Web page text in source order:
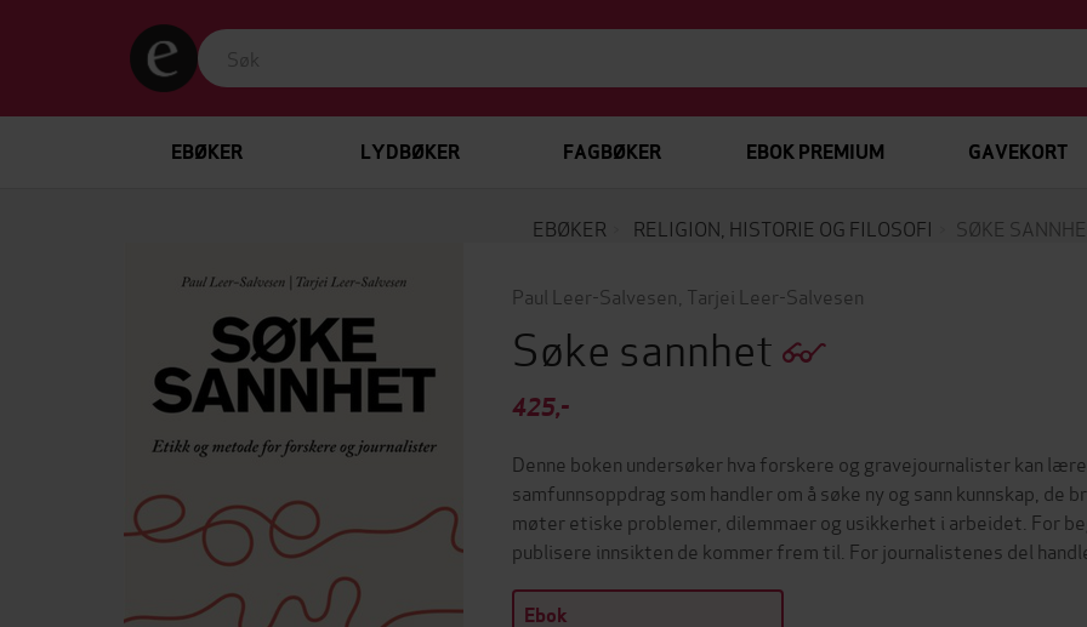
EBØKER LYDBØKER FAGBØKER EBOK PREMIUM GAVEKORT
EBØKER RELIGION, HISTORIE OG FILOSOFI SØKE
Paul Leer-Salvesen Tarjei Leer-Salvesen
Søke sannhet
425,-
Denne boken undersøker hva forskere og gravejournalister kan
samfunnsoppdrag som handler om å søke ny og sann kunnskap, de
møter etiske problemer, dilemmaer og usikkerhet i arbeidet. For
publisere innsikten de kommer frem til. For journalistenes del
Ebok